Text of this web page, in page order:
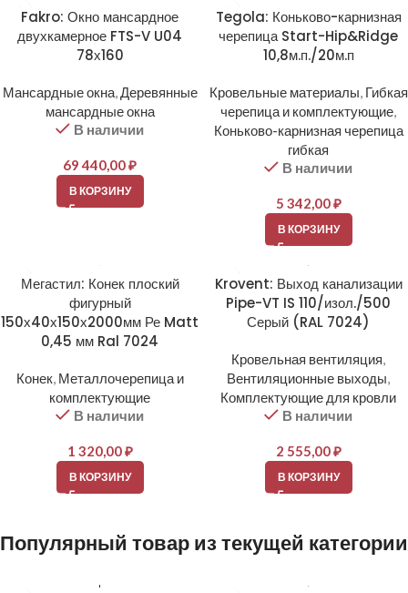
Fakro: Окно мансардное
двухкамерное FTS-V U04
78х160
Мансардные окна, Деревянные
мансардные окна
В наличии
69 440,00₽
В КОРЗИНУ
Tegola: Коньково-карнизная
черепица Start-Hip&Ridge
10,8м.п./20м.п
Кровельные материалы Гибкая
черепица и комплектующие
Коньково-карнизная черепица
гибкая
В наличии
5 342,00₽
В КОРЗИНУ
Мегастил: Конек плоский
фигурный
150х40х150х2000мм Ре Matt
0,45 мм Ral 7024
Конек, Металлочерепица и
комплектующие
В наличии
1 320,00₽
В КОРЗИНУ
Krovent: Выход канализации
Pipe-VT IS 110/изол./500
Серый (RAL 7024)
Кровельная вентиляция
Вентиляционные выходы
Комплектующие для кровли
В наличии
2 555,00₽
В КОРЗИНУ
Популярный товар из текущей категории